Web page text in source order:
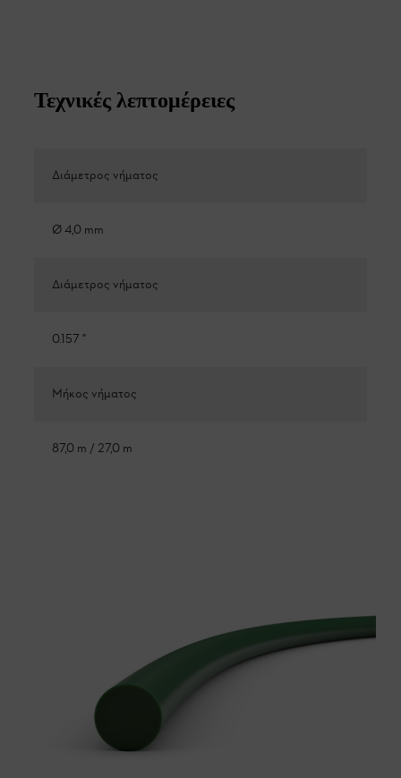
Τεχνικές λεπτομέρειες
Διάμετρος νήματος
Ø 4,0 mm
Διάμετρος νήματος
0.157 "
Μήκος νήματος
87,0 m / 27,0 m